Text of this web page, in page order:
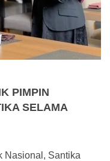
PIMPIN
SELAMA
Nasional, Santika